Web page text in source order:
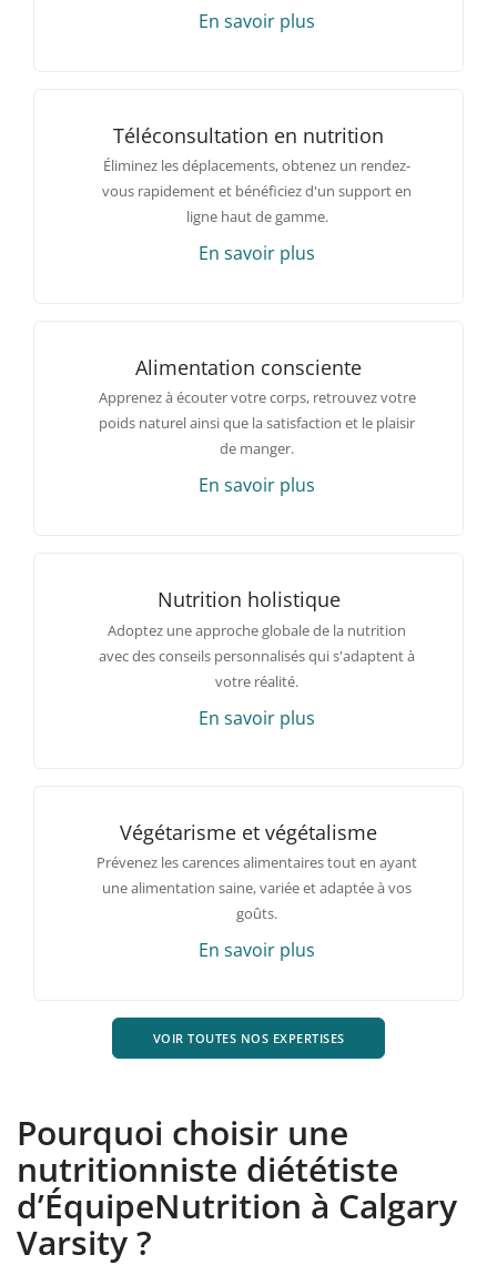
En savoir plus
Téléconsultation en nutrition
Éliminez les déplacements, obtenez un rendez-
vous rapidement et bénéficiez d'un support en
ligne haut de gamme.
En savoir plus
Alimentation consciente
Apprenez à écouter votre corps, retrouvez votre
poids naturel ainsi que la satisfaction et le plaisir
de manger.
En savoir plus
Nutrition holistique
Adoptez une approche globale de la nutrition
avec des conseils personnalisés qui s'adaptent à
votre réalité.
En savoir plus
Végétarisme et végétalisme
Prévenez les carences alimentaires tout en ayant
une alimentation saine, variée et adaptée à vos
goûts.
En savoir plus
VOIR TOUTES NOS EXPERTISES
Pourquoi choisir une
nutritionniste diététiste
d’ÉquipeNutrition à Calgary
Varsity ?